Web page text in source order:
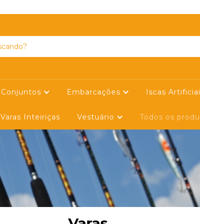
Conjuntos Embarcações Iscas
Varas Inteiriças Vestuário Todos os